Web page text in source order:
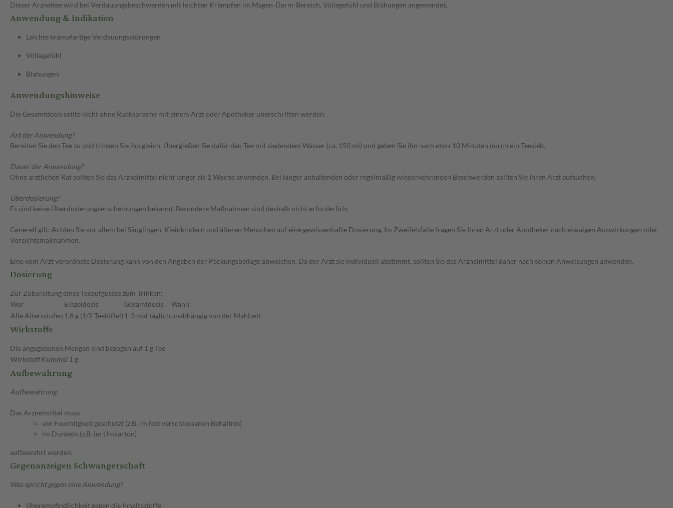
Dieser Arzneitee wird bei Verdauungsbeschwerden mit leichten Krämpfen im Magen-Darm-Bereich, Völlegefühl und Blähungen angewendet.
Anwendung & Indikation
Leichte krampfartige Verdauungsstörungen
Völlegefühl
Blähungen
Anwendungshinweise
Die Gesamtdosis sollte nicht ohne Rücksprache mit einem Arzt oder Apotheker überschritten werden.
Art der Anwendung?
Bereiten Sie den Tee zu und trinken Sie ihn gleich. Übergießen Sie dafür den Tee mit siedendem Wasser (ca. 150 ml) und geben Sie ihn nach etwa 10 Minuten durch ein Teesieb.
Dauer der Anwendung?
Ohne ärztlichen Rat sollten Sie das Arzneimittel nicht länger als 1 Woche anwenden. Bei länger anhaltenden oder regelmäßig wiederkehrenden Beschwerden sollten Sie Ihren Arzt aufsuchen.
Überdosierung?
Es sind keine Überdosierungserscheinungen bekannt. Besondere Maßnahmen sind deshalb nicht erforderlich.
Generell gilt: Achten Sie vor allem bei Säuglingen, Kleinkindern und älteren Menschen auf eine gewissenhafte Dosierung. Im Zweifelsfalle fragen Sie Ihren Arzt oder Apotheker nach etwaigen Auswirkungen oder
Vorsichtsmaßnahmen.
Eine vom Arzt verordnete Dosierung kann von den Angaben der Packungsbeilage abweichen. Da der Arzt sie individuell abstimmt, sollten Sie das Arzneimittel daher nach seinen Anweisungen anwenden.
Dosierung
Zur Zubereitung eines Teeaufgusses zum Trinken:
Wer
Einzeldosis Gesamtdosis
Wann
Alle Altersstufen 1,8 g (1/2 Teelöffel) 1-3 mal täglich unabhängig von der Mahlzeit
Wirkstoffe
Die angegebenen Mengen sind bezogen auf 1 g Tee
WirkstoffKümmel 1 g
Aufbewahrung
Aufbewahrung
Das Arzneimittel muss
vor Feuchtigkeit geschützt (z.B. im fest verschlossenen Behältnis)
im Dunkeln (z.B. im Umkarton)
aufbewahrt werden.
Gegenanzeigen Schwangerschaft
Was spricht gegen eine Anwendung?
Überempfindlichkeit gegen die Inhaltsstoffe